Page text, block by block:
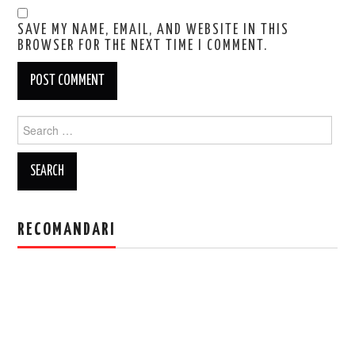
SAVE MY NAME, EMAIL, AND WEBSITE IN THIS
BROWSER FOR THE NEXT TIME I COMMENT.
Search
for:
RECOMANDARI